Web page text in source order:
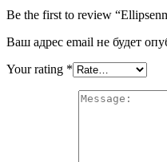
Be the first to review
Ваш адрес email не будет
Your rating *